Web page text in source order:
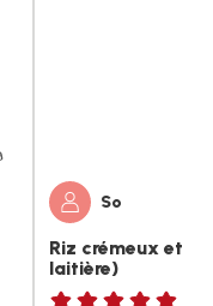
So
Riz crémeux et
laitière)